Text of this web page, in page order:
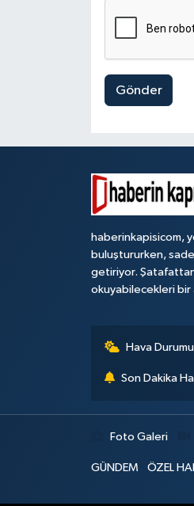
Gönder
haberinkapisicom,
buluştururken,
getiriyor. Şatafattan
okuyabilecekleri bir
Hava Durumu
Son Dakika
Foto Galeri
GÜNDEM ÖZEL